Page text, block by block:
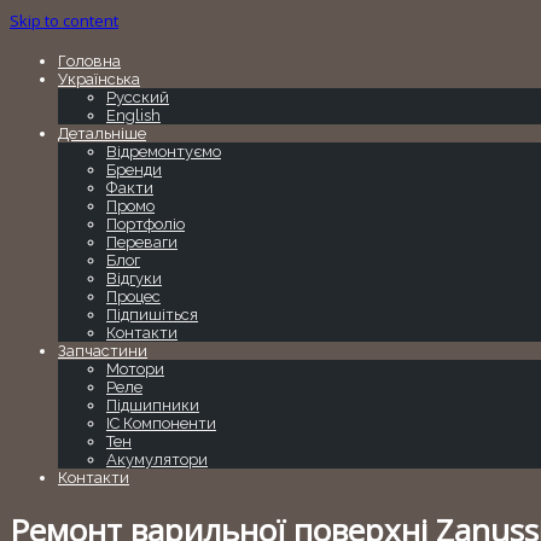
Skip to content
Головна
Українська
Русский
English
Детальніше
Відремонтуємо
Бренди
Факти
Промо
Портфоліо
Переваги
Блог
Відгуки
Процес
Підпишіться
Контакти
Запчастини
Мотори
Реле
Підшипники
IC Компоненти
Тен
Акумулятори
Контакти
Ремонт варильної поверхні